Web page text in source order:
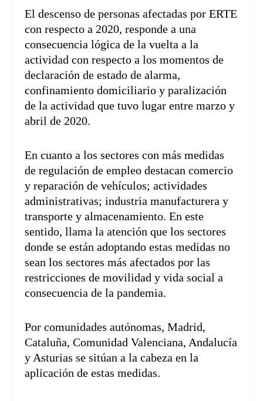
El descenso de personas afectadas por ERTE
con respecto a 2020, responde a una
consecuencia lógica de la vuelta a la
actividad con respecto a los momentos de
declaración de estado de alarma,
confinamiento domiciliario y paralización
de la actividad que tuvo lugar entre marzo y
abril de 2020.
En cuanto a los sectores con más medidas
de regulación de empleo destacan comercio
y reparación de vehículos; actividades
administrativas; industria manufacturera y
transporte y almacenamiento. En este
sentido, llama la atención que los sectores
donde se están adoptando estas medidas no
sean los sectores más afectados por las
restricciones de movilidad y vida social a
consecuencia de la pandemia.
Por comunidades autónomas, Madrid,
Cataluña, Comunidad Valenciana, Andalucía
y Asturias se sitúan a la cabeza en la
aplicación de estas medidas.